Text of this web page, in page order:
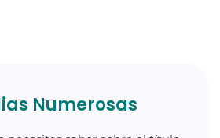
Numerosas